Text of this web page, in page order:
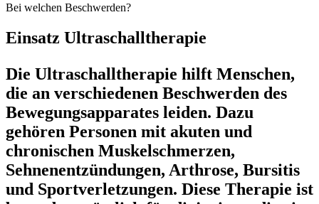
Bei welchen Beschwerden?
Einsatz Ultraschalltherapie
Die Ultraschalltherapie hilft Menschen,
die an verschiedenen Beschwerden des
Bewegungsapparates leiden. Dazu
gehören Personen mit akuten und
chronischen Muskelschmerzen,
Sehnenentzündungen, Arthrose, Bursitis
und Sportverletzungen. Diese Therapie ist